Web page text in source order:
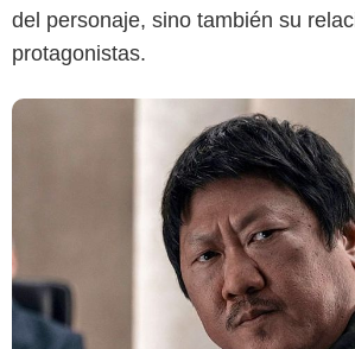
del personaje, sino también su
protagonistas.